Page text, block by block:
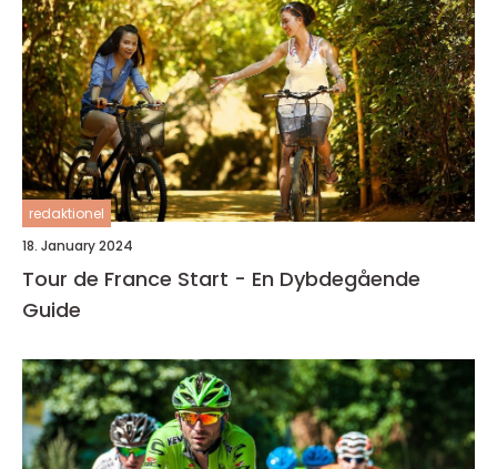
redaktionel
18. January 2024
Tour de France Start - En Dybdegående
Guide